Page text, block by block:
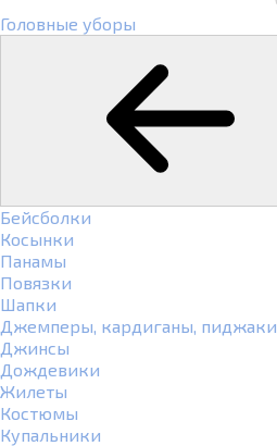
Головные уборы
Бейсболки
Косынки
Панамы
Повязки
Шапки
Джемперы, кардиганы, пиджаки
Джинсы
Дождевики
Жилеты
Костюмы
Купальники